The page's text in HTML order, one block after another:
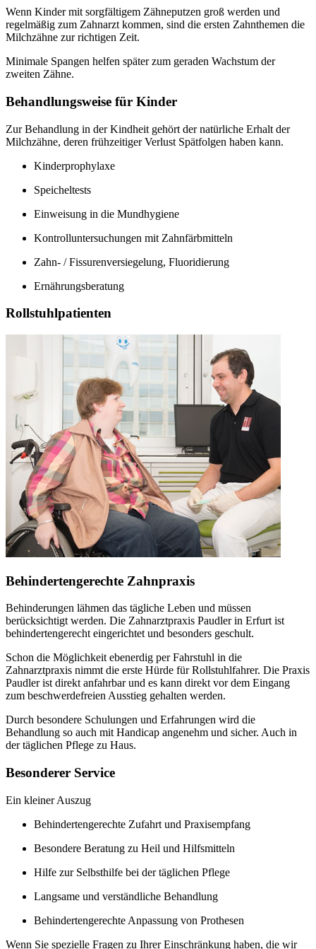
Wenn Kinder mit sorgfältigem Zähneputzen groß werden und
regelmäßig zum Zahnarzt kommen, sind die ersten Zahnthemen die
Milchzähne zur richtigen Zeit.
Minimale Spangen helfen später zum geraden Wachstum der
zweiten Zähne.
Behandlungsweise für Kinder
Zur Behandlung in der Kindheit gehört der natürliche Erhalt der
Milchzähne, deren frühzeitiger Verlust Spätfolgen haben kann.
Kinderprophylaxe
Speicheltests
Einweisung in die Mundhygiene
Kontrolluntersuchungen mit Zahnfärbmitteln
Zahn- / Fissurenversiegelung, Fluoridierung
Ernährungsberatung
Rollstuhlpatienten
Behindertengerechte Zahnpraxis
Behinderungen lähmen das tägliche Leben und müssen
berücksichtigt werden. Die Zahnarztpraxis Paudler in Erfurt ist
behindertengerecht eingerichtet und besonders geschult.
Schon die Möglichkeit ebenerdig per Fahrstuhl in die
Zahnarztpraxis nimmt die erste Hürde für Rollstuhlfahrer. Die Praxis
Paudler ist direkt anfahrbar und es kann direkt vor dem Eingang
zum beschwerdefreien Ausstieg gehalten werden.
Durch besondere Schulungen und Erfahrungen wird die
Behandlung so auch mit Handicap angenehm und sicher. Auch in
der täglichen Pflege zu Haus.
Besonderer Service
Ein kleiner Auszug
Behindertengerechte Zufahrt und Praxisempfang
Besondere Beratung zu Heil und Hilfsmitteln
Hilfe zur Selbsthilfe bei der täglichen Pflege
Langsame und verständliche Behandlung
Behindertengerechte Anpassung von Prothesen
Wenn Sie spezielle Fragen zu Ihrer Einschränkung haben, die wir